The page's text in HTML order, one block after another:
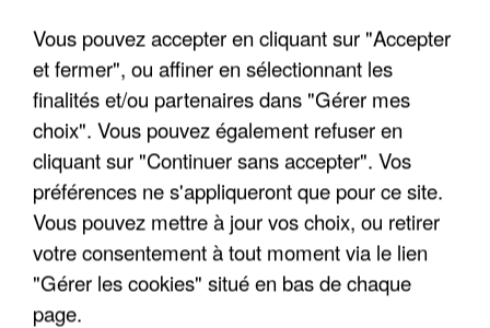
UN SECOND CADRE DE LA DZ MAFIA
INTERPELLÉ EN ALGÉRIE
Vous pouvez accepter en cliquant sur "Accepter
et fermer", ou affiner en sélectionnant les
finalités et/ou partenaires dans "Gérer mes
choix". Vous pouvez également refuser en
cliquant sur "Continuer sans accepter". Vos
préférences ne s'appliqueront que pour ce site.
Vous pouvez mettre à jour vos choix, ou retirer
votre consentement à tout moment via le lien
"Gérer les cookies" situé en bas de chaque
page.